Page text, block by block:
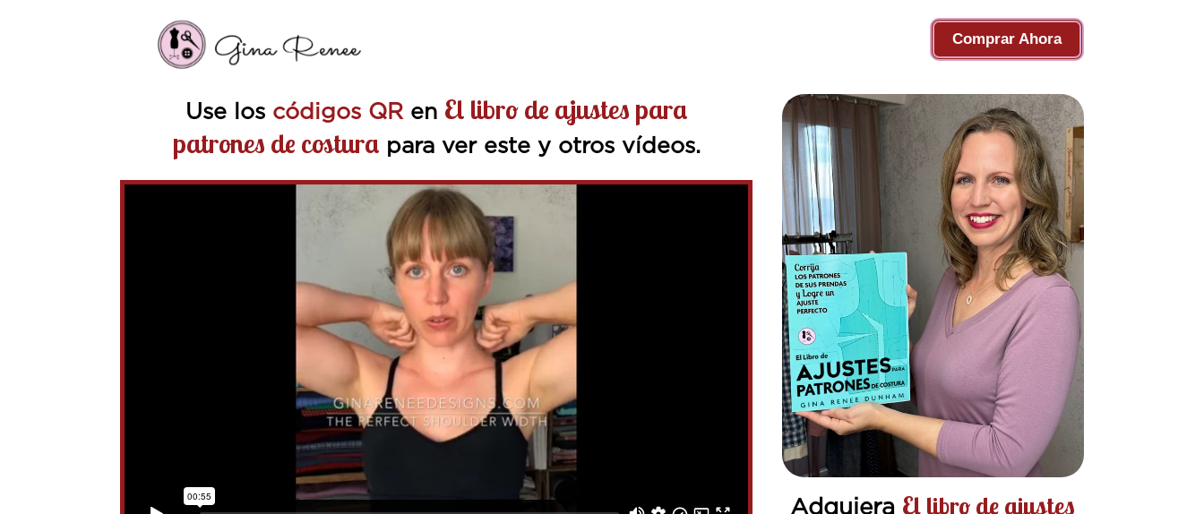
Comprar Ahora
Use los códigos QRen El libro de ajustes para
patrones de costurapara ver este y otros vídeos.
Adquiera El libro de ajustes